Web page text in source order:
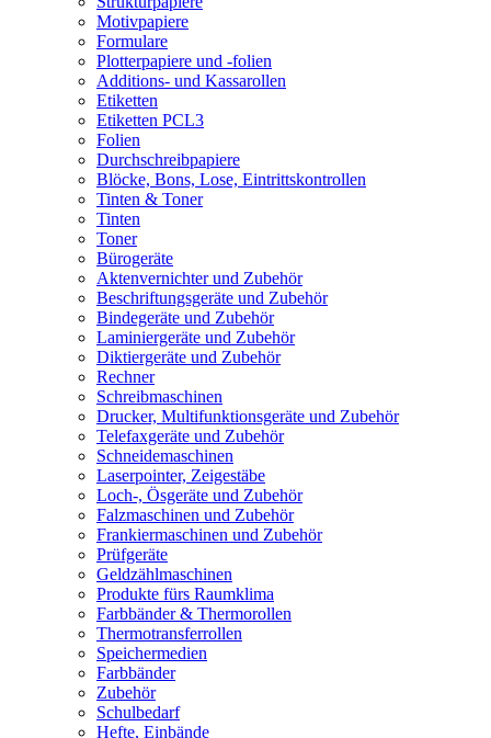
Motivpapiere
Formulare
Plotterpapiere und -folien
Additions- und Kassarollen
Etiketten
Etiketten PCL3
Folien
Durchschreibpapiere
Blöcke, Bons, Lose, Eintrittskontrollen
Tinten & Toner
Tinten
Toner
Bürogeräte
Aktenvernichter und Zubehör
Beschriftungsgeräte und Zubehör
Bindegeräte und Zubehör
Laminiergeräte und Zubehör
Diktiergeräte und Zubehör
Rechner
Schreibmaschinen
Drucker, Multifunktionsgeräte und Zubehör
Telefaxgeräte und Zubehör
Schneidemaschinen
Laserpointer, Zeigestäbe
Loch-, Ösgeräte und Zubehör
Falzmaschinen und Zubehör
Frankiermaschinen und Zubehör
Prüfgeräte
Geldzählmaschinen
Produkte fürs Raumklima
Farbbänder & Thermorollen
Thermotransferrollen
Speichermedien
Farbbänder
Zubehör
Schulbedarf
Hefte, Einbände